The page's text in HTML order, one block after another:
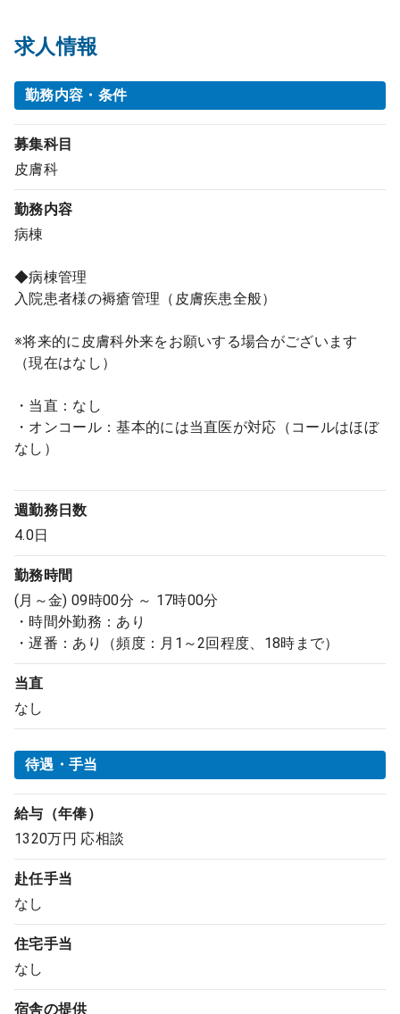
求人情報
勤務内容・条件
募集科目
皮膚科
勤務内容
病棟
◆病棟管理
入院患者様の褥瘡管理（皮膚疾患全般）
※将来的に皮膚科外来をお願いする場合がございます
（現在はなし）
・当直：なし
・オンコール：基本的には当直医が対応（コールはほぼ
なし）
週勤務日数
4.0日
勤務時間
(月～金) 09時00分 ～ 17時00分
・時間外勤務：あり
・遅番：あり（頻度：月1～2回程度、18時まで）
当直
なし
待遇・手当
給与（年俸）
1320万円 応相談
赴任手当
なし
住宅手当
なし
宿舎の提供